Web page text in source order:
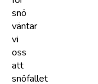
snö
väntar
vi
oss
att
snöfallet